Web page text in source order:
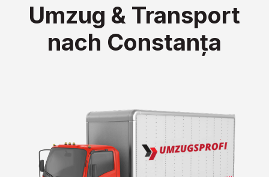
Umzug & Transport
nach Constanța